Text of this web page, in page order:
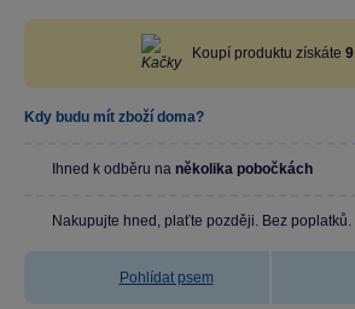
Koupí produktu získáte 9
Kdy budu mít zboží doma?
Ihned k odběru na několika pobočkách
Nakupujte hned, plaťte později. Bez poplatků.
Pohlídat psem